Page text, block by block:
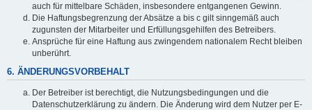
auch für mittelbare Schäden, insbesondere entgangenen Gewinn.
Die Haftungsbegrenzung der Absätze a bis c gilt sinngemäß auch
zugunsten der Mitarbeiter und Erfüllungsgehilfen des Betreibers.
Ansprüche für eine Haftung aus zwingendem nationalem Recht bleiben
unberührt.
6. ÄNDERUNGSVORBEHALT
Der Betreiber ist berechtigt, die Nutzungsbedingungen und die
Datenschutzerklärung zu ändern. Die Änderung wird dem Nutzer per E-